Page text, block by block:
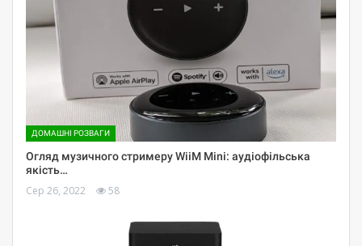
ДОМАШНІ РОЗВАГИ
Огляд музичного стримеру WiiM Mini: аудіофільська
якість…
Сер 26, 2022 58